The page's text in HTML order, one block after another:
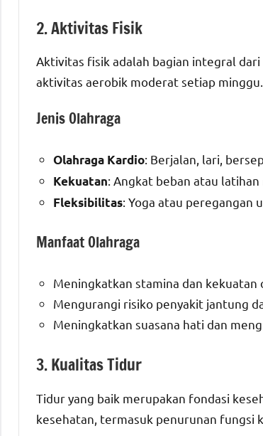
2. Aktivitas Fisik
Aktivitas fisik adalah bagian integral
aktivitas aerobik moderat setiap minggu.
Jenis Olahraga
Olahraga Kardio: Berjalan, lari,
Kekuatan: Angkat beban atau
Fleksibilitas: Yoga atau peregangan
Manfaat Olahraga
Meningkatkan stamina dan kekuatan
Mengurangi risiko penyakit jantung
Meningkatkan suasana hati dan
3. Kualitas Tidur
Tidur yang baik merupakan fondasi
kesehatan, termasuk penurunan fungsi